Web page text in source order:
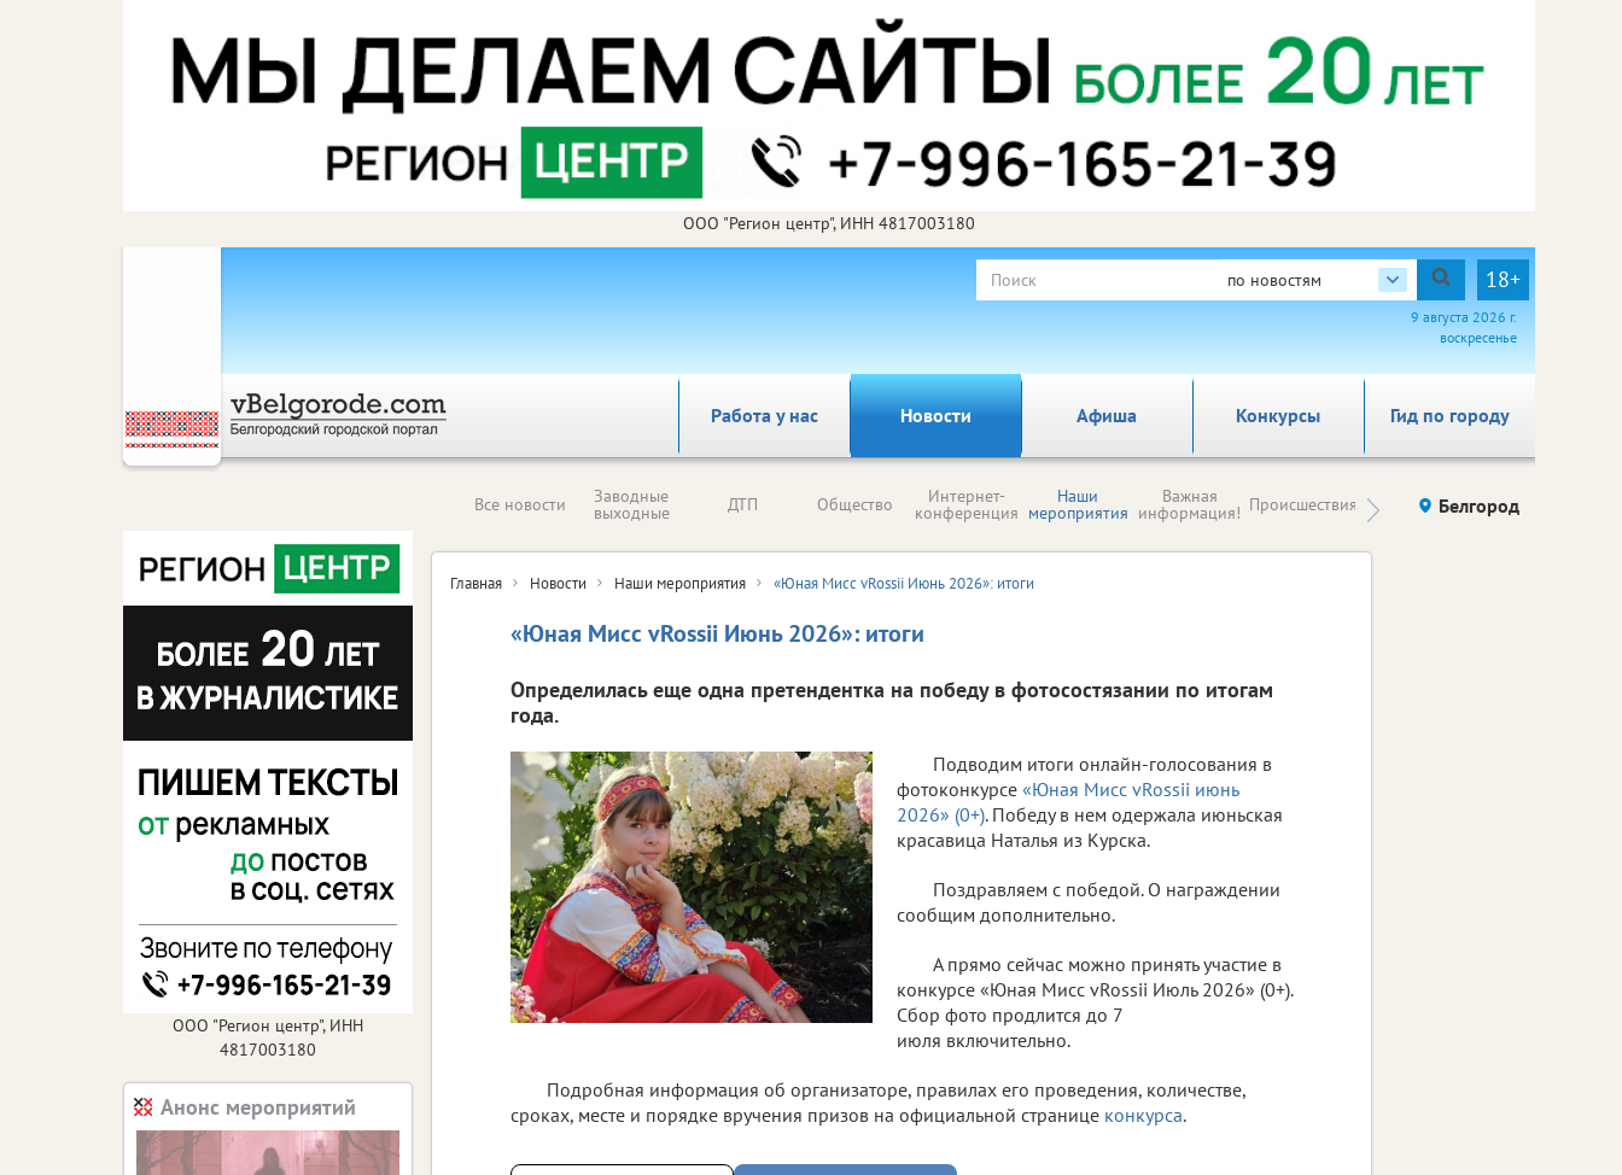
ООО "Регион центр", ИНН 4817003180
по новостям 18+
9 августа 2026 г.
воскресенье
Работа у нас Новости Афиша Гид по городу
Конкурсы
Все новости Заводные
выходные ДТП Общество Интернет-
конференция
Наши
мероприятия
Важная
информация! Происшествия Здоровье компаний (на
правах
Белгород
Главная Новости Наши мероприятия «Юная Мисс vRossii Июнь 2026»: итоги
«Юная Мисс vRossii Июнь 2026»: итоги
Определилась еще одна претендентка на победу в фотосостязании по итогам
года.
Подводим итоги онлайн-голосования в
фотоконкурсе «Юная Мисс vRossii июнь
2026» (0+). Победу в нем одержала июньская
красавица Наталья из Курска.
Поздравляем с победой. О награждении
сообщим дополнительно.
А прямо сейчас можно принять участие в
конкурсе «Юная Мисс vRossii Июль 2026» (0+).
Сбор фото продлится до 7
июля включительно.
Подробная информация об организаторе, правилах его проведения, количестве,
сроках, месте и порядке вручения призов на официальной странице конкурса.
ООО "Регион центр", ИНН
4817003180
Анонс мероприятий